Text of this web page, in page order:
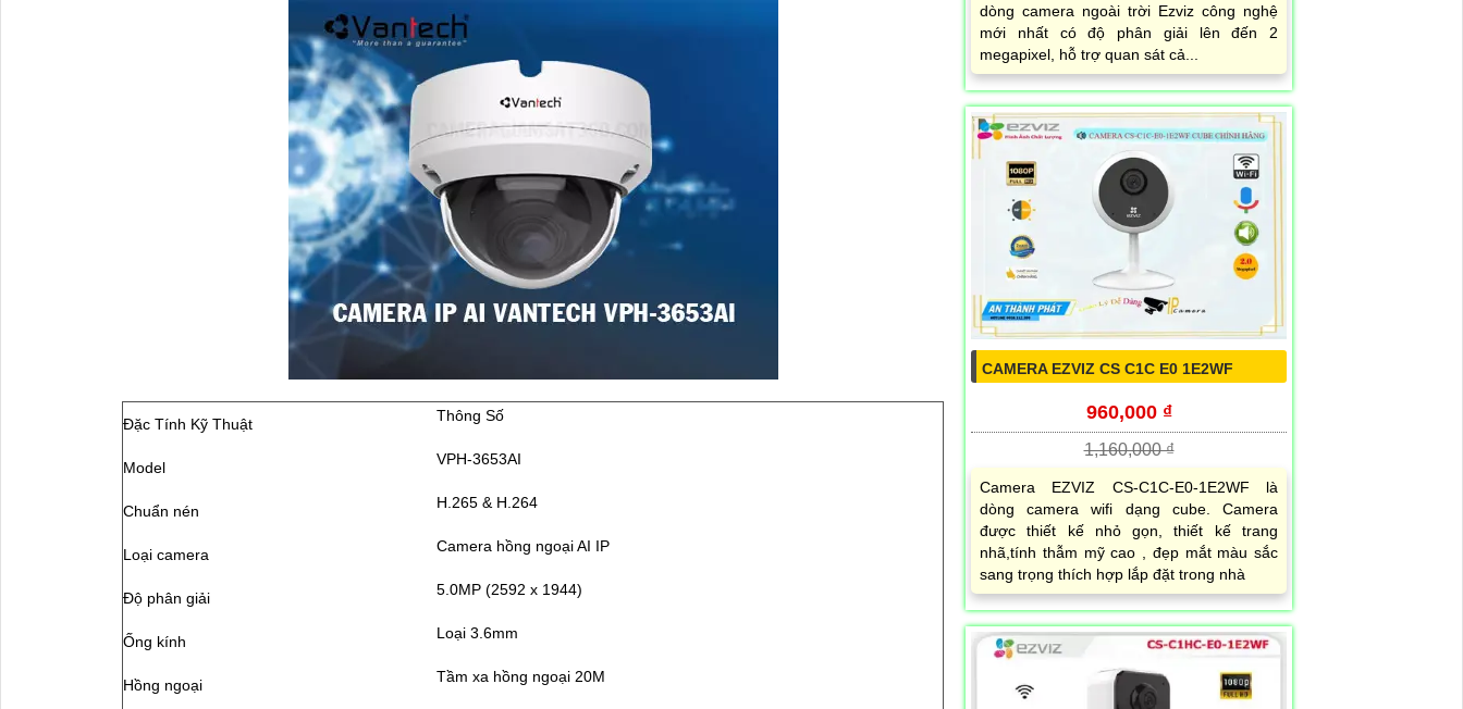
Đặc Tính Kỹ Thuật Thông Số
Model VPH-3653AI
Chuẩn nén H.265 & H.264
Loại camera Camera hồng ngoại AI IP
Độ phân giải 5.0MP (2592 x 1944)
Ống kính Loại 3.6mm
Hồng ngoại Tầm xa hồng ngoại 20M
dòng camera ngoài trời Ezviz công nghệ
mới nhất có độ phân giải lên đến 2
megapixel, hỗ trợ quan sát cả...
CAMERA EZVIZ CS C1C E0 1E2WF
960,000 ₫
1,160,000 ₫
Camera EZVIZ CS-C1C-E0-1E2WF là
dòng camera wifi dạng cube. Camera
được thiết kế nhỏ gọn, thiết kế trang
nhã,tính thẫm mỹ cao , đẹp mắt màu sắc
sang trọng thích hợp lắp đặt trong nhà